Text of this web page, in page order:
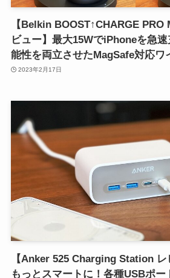
【Belkin BOOST↑CHARGE PRO
ビュー】最大15WでiPhoneを急
能性を両立させたMagSafe対応ワ
2023年2月17日
【Anker 525 Charging Station
もっとスマートに！各種USBポ